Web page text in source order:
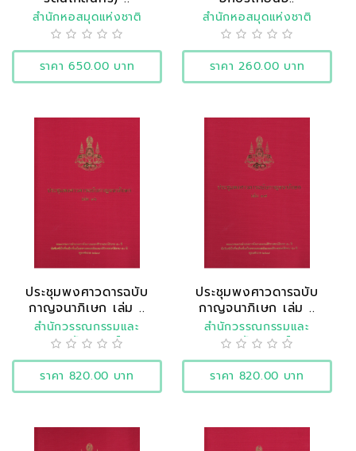
สำนักหอสมุดแห่งชาติ
ราคา 650.00 บาท
สำนักหอสมุดแห่งชาติ
ราคา 260.00 บาท
ประชุมพงศาวดารฉบับ
กาญจนาภิเษก เล่ม ..
สำนักวรรณกรรมและ
ประวัติศาสตร์
ราคา 820.00 บาท
ประชุมพงศาวดารฉบับ
กาญจนาภิเษก เล่ม ..
สำนักวรรณกรรมและ
ประวัติศาสตร์
ราคา 820.00 บาท